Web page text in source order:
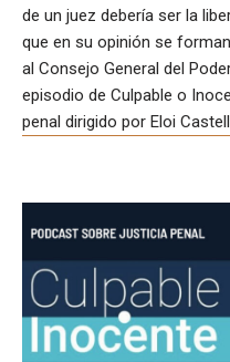
de un juez debería ser la
que en su opinión se
al Consejo General del
episodio de Culpable o
penal dirigido por Eloi